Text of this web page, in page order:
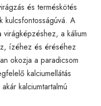
és terméskötés
kulcsfontosságúvá. A
a kálium
ízéhez és éréséhez
okozja a paradicsom
kalciumellátás
kalciumtartalmú